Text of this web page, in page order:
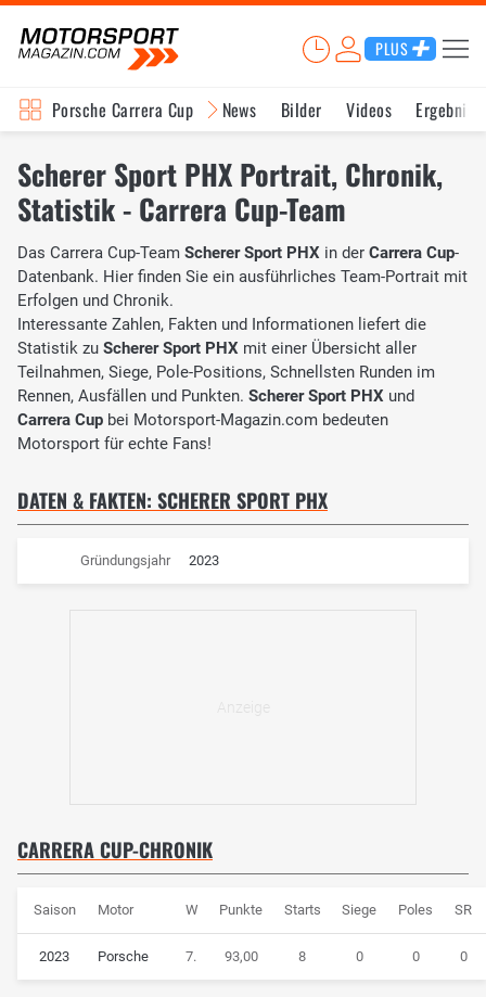
PLUS
Porsche Carrera Cup News Bilder Videos
Scherer Sport PHX Portrait, Chronik,
Statistik - Carrera Cup-Team
Das Carrera Cup-Team Scherer Sport PHX in der Carrera Cup-
Datenbank. Hier finden Sie ein ausführliches Team-Portrait mit
Erfolgen und Chronik.
Interessante Zahlen, Fakten und Informationen liefert die
Statistik zu Scherer Sport PHX mit einer Übersicht aller
Teilnahmen, Siege, Pole-Positions, Schnellsten Runden im
Rennen, Ausfällen und Punkten. Scherer Sport PHX und
Carrera Cup bei Motorsport-Magazin.com bedeuten
Motorsport für echte Fans!
DATEN & FAKTEN: SCHERER SPORT PHX
Gründungsjahr 2023
CARRERA CUP-CHRONIK
Saison Motor W Punkte Starts Siege Poles SR
2023 Porsche 7. 93,00 8 0 0 0